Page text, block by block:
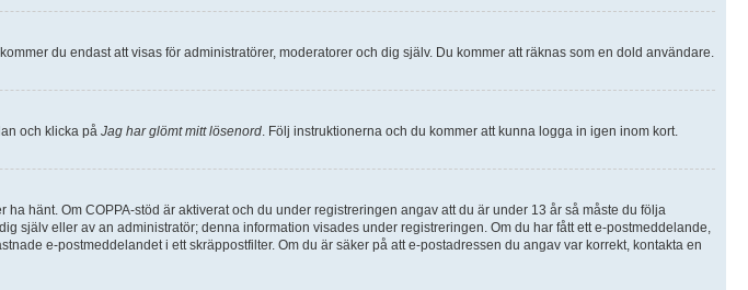
du endast att visas för administratörer, moderatorer och dig själv. Du kommer att räknas som en dold användare.
och klicka på Jag har glömt mitt lösenord . Följ instruktionerna och du kommer att kunna logga in igen inom kort.
hänt. Om COPPA-stöd är aktiverat och du under registreringen angav att du är under 13 år så måste du följa
själv eller av an administratör; denna information visades under registreringen. Om du har fått ett e-postmeddelande,
e-postmeddelandet i ett skräppostfilter. Om du är säker på att e-postadressen du angav var korrekt, kontakta en